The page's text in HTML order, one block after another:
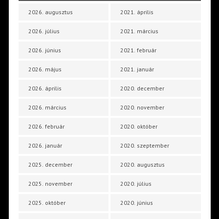
2026. augusztus
2026. július
2026. június
2026. május
2026. április
2026. március
2026. február
2026. január
2025. december
2025. november
2025. október
2021. április
2021. március
2021. február
2021. január
2020. december
2020. november
2020. október
2020. szeptember
2020. augusztus
2020. július
2020. június